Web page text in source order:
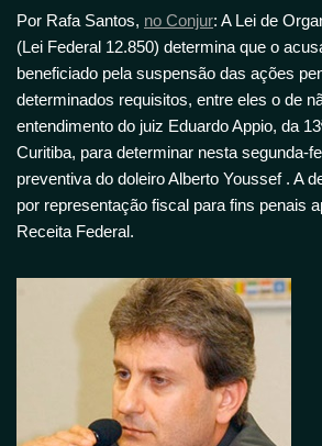
Por Rafa Santos, no Conjur: A Lei de
(Lei Federal 12.850) determina que o
beneficiado pela suspensão das ações
determinados requisitos, entre eles o de
entendimento do juiz Eduardo Appio, da
Curitiba, para determinar nesta segunda-
preventiva do doleiro Alberto Youssef . A
por representação fiscal para fins penais
Receita Federal.